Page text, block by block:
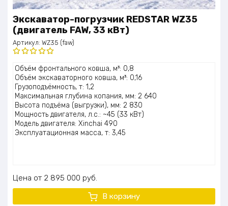
Экскаватор-погрузчик REDSTAR WZ35
(двигатель FAW, 33 кВт)
Артикул: WZ35 (faw)
Оценка
5.00из 5
Объём фронтального ковша, м³: 0,8
Объём экскаваторного ковша, м³: 0,16
Грузоподъёмность, т: 1,2
Максимальная глубина копания, мм: 2 640
Высота подъёма (выгрузки), мм: 2 830
Мощность двигателя, л.с.: ~45 (33 кВт)
Модель двигателя: Xinchai 490
Эксплуатационная масса, т: 3,45
Цена 2 895 000 руб.
В корзину